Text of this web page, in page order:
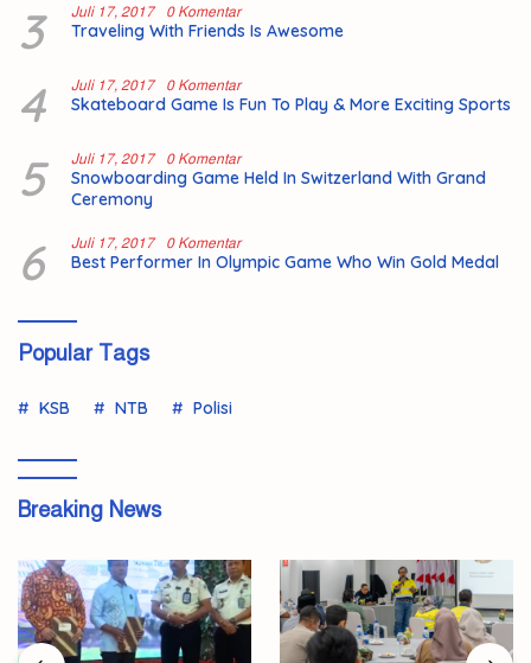
3 Juli 17, 2017 0 Komentar
Traveling With Friends Is Awesome
4 Juli 17, 2017 0 Komentar
Skateboard Game Is Fun To Play & More Exciting Sports
5 Juli 17, 2017 0 Komentar
Snowboarding Game Held In Switzerland With Grand
Ceremony
6 Juli 17, 2017 0 Komentar
Best Performer In Olympic Game Who Win Gold Medal
Popular Tags
KSB NTB Polisi
Breaking News